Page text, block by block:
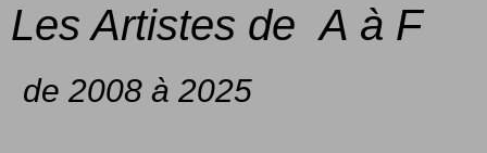
Les Artistes de A à F
de 2008 à 2025